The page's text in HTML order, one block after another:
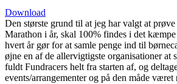
Download
Den største grund til at jeg har valgt at
Marathon i år, skal 100% findes i det kæmpe
hvert år gør for at samle penge ind til
øjne en af de allervigtigste organisationer at
fuldt Fundracers helt fra starten af, og
events/arrangementer og på den måde